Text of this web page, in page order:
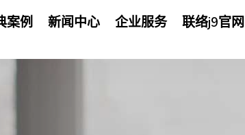
案例 新闻中心 企业服务 联络j9官网